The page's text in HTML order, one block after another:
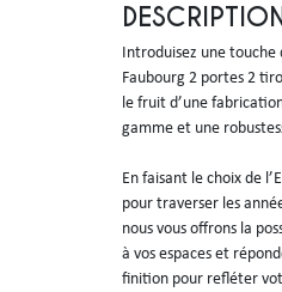
DESCRIPTION
Introduisez une touche
Faubourg 2 portes 2
le fruit d’une
gamme et une
En faisant le choix de
pour traverser les
nous vous offrons la
à vos espaces et
finition pour refléter